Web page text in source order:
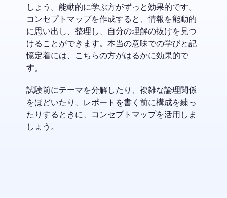
しょう。能動的に学ぶ方がずっと効果的です。
コンセプトマップを作成すると、情報を能動的
に思い出し、整理し、自分の理解の抜けを見つ
けることができます。本当の意味での学びと記
憶定着には、こちらの方がはるかに効果的で
す。
試験前にテーマを分解したり、複雑な論理関係
をほどいたり、レポートを書く前に構成を練っ
たりするときに、コンセプトマップを活用しま
しょう。